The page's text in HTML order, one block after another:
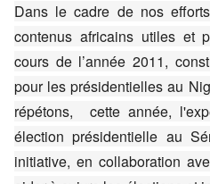
Dans le cadre de nos
contenus africains utiles et
cours de l’année 2011,
pour les présidentielles au
répétons,  cette année,
élection présidentielle au
initiative, en collaboration